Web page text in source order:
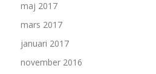
maj 2017
mars 2017
januari 2017
november 2016